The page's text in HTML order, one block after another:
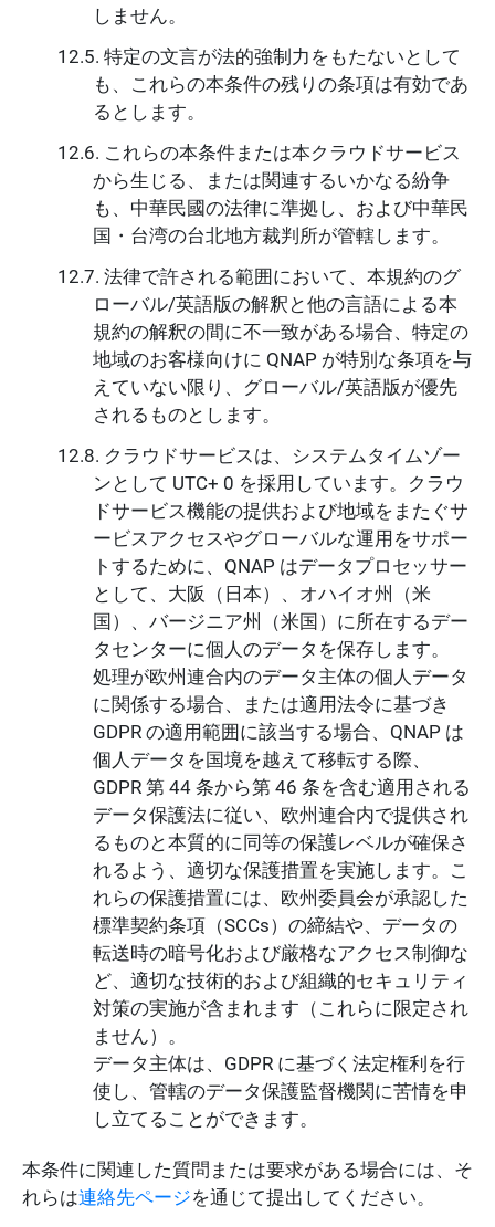
しません。
特定の文言が法的強制力をもたないとして
も、これらの本条件の残りの条項は有効であ
るとします。
これらの本条件または本クラウドサービス
から生じる、または関連するいかなる紛争
も、中華民國の法律に準拠し、および中華民
国・台湾の台北地方裁判所が管轄します。
法律で許される範囲において、本規約のグ
ローバル/英語版の解釈と他の言語による本
規約の解釈の間に不一致がある場合、特定の
地域のお客様向けに QNAP が特別な条項を与
えていない限り、グローバル/英語版が優先
されるものとします。
クラウドサービスは、システムタイムゾー
ンとして UTC+ 0 を採用しています。クラウ
ドサービス機能の提供および地域をまたぐサ
ービスアクセスやグローバルな運用をサポー
トするために、QNAP はデータプロセッサー
として、大阪（日本）、オハイオ州（米
国）、バージニア州（米国）に所在するデー
タセンターに個人のデータを保存します。
処理が欧州連合内のデータ主体の個人データ
に関係する場合、または適用法令に基づき
GDPR の適用範囲に該当する場合、QNAP は
個人データを国境を越えて移転する際、
GDPR 第 44 条から第 46 条を含む適用される
データ保護法に従い、欧州連合内で提供され
るものと本質的に同等の保護レベルが確保さ
れるよう、適切な保護措置を実施します。こ
れらの保護措置には、欧州委員会が承認した
標準契約条項（SCCs）の締結や、データの
転送時の暗号化および厳格なアクセス制御な
ど、適切な技術的および組織的セキュリティ
対策の実施が含まれます（これらに限定され
ません）。
データ主体は、GDPR に基づく法定権利を行
使し、管轄のデータ保護監督機関に苦情を申
し立てることができます。
本条件に関連した質問または要求がある場合には、そ
れらは連絡先ページを通じて提出してください。